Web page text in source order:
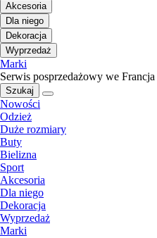
Akcesoria
Dla niego
Dekoracja
Wyprzedaż
Marki
Serwis posprzedażowy we Francja
Szukaj
Nowości
Odzież
Duże rozmiary
Buty
Bielizna
Sport
Akcesoria
Dla niego
Dekoracja
Wyprzedaż
Marki